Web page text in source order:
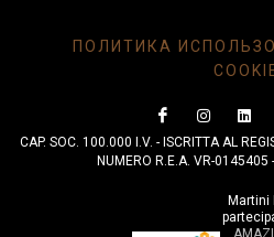
ПОЛИТИКА
CAP. SOC. 100.000 I.V. - ISCRITTA AL
NUMERO R.E.A. VR-
Martini